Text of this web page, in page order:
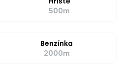
500m
Benzínka
2000m